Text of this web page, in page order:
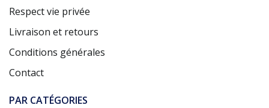
Respect vie privée
Livraison et retours
Conditions générales
Contact
PAR CATÉGORIES